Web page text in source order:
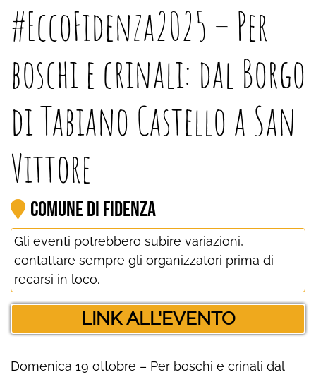
#EccoFidenza2025 – Per
boschi e crinali: dal Borgo
di Tabiano Castello a San
Vittore
Comune di Fidenza
Gli eventi potrebbero subire variazioni,
contattare sempre gli organizzatori prima di
recarsi in loco.
LINK ALL'EVENTO
Domenica 19 ottobre – Per boschi e crinali dal